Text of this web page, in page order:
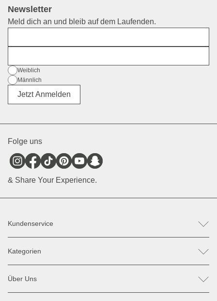
Newsletter
Meld dich an und bleib auf dem Laufenden.
Geschlecht
Weiblich
Männlich
Divers
Jetzt Anmelden
Folge uns
& Share Your Experience.
Kundenservice
Hilfe & Kontakt
Retoure / Reklamation anmelden
Ersatzteile
Kategorien
Taschen
Sonnenbrillen
Über Uns